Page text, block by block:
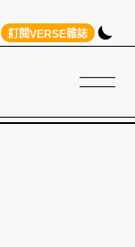
訂閱VERSE雜誌